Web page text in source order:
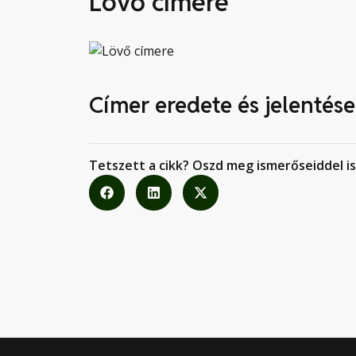
Címer eredete és jelentése
Tetszett a cikk? Oszd meg ismerőseiddel